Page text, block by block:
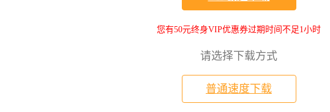
您有50元终身VIP优惠券过期时间不足1小时
请选择下载方式
普通速度下载